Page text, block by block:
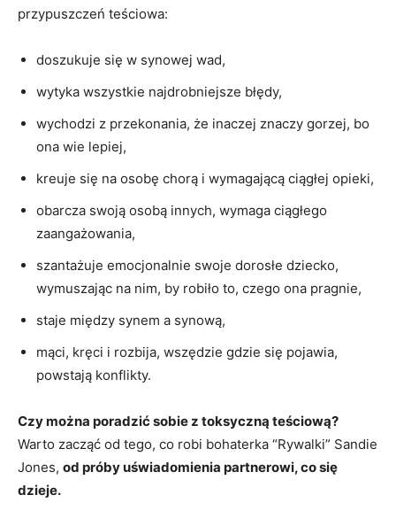
przypuszczeń teściowa:
doszukuje się w synowej wad,
wytyka wszystkie najdrobniejsze błędy,
wychodzi z przekonania, że inaczej znaczy gorzej, bo
ona wie lepiej,
kreuje się na osobę chorą i wymagającą ciągłej opieki,
obarcza swoją osobą innych, wymaga ciągłego
zaangażowania,
szantażuje emocjonalnie swoje dorosłe dziecko,
wymuszając na nim, by robiło to, czego ona pragnie,
staje między synem a synową,
mąci, kręci i rozbija, wszędzie gdzie się pojawia,
powstają konflikty.
Czy można poradzić sobie z toksyczną teściową?
Warto zacząć od tego, co robi bohaterka “Rywalki” Sandie
Jones, od próby uświadomienia partnerowi, co się
dzieje.